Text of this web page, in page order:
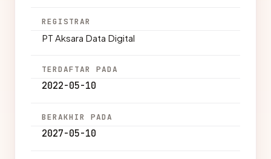
REGISTRAR
PT Aksara Data Digital
TERDAFTAR PADA
2022-05-10
BERAKHIR PADA
2027-05-10